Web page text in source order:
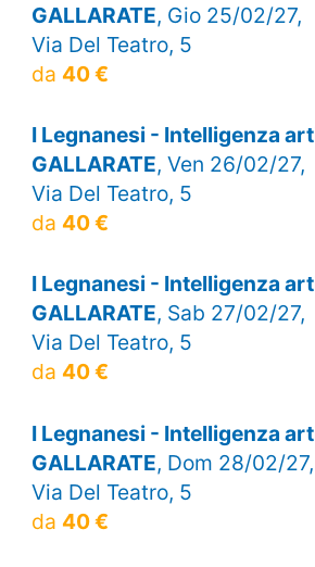
GALLARATE, Gio 25/02/27,
Via Del Teatro, 5
da 40 €
I Legnanesi - Intelligenza
GALLARATE, Ven 26/02/27,
Via Del Teatro, 5
da 40 €
I Legnanesi - Intelligenza
GALLARATE, Sab 27/02/27,
Via Del Teatro, 5
da 40 €
I Legnanesi - Intelligenza
GALLARATE, Dom 28/02/27,
Via Del Teatro, 5
da 40 €